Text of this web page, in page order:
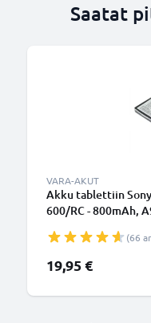
Saatat
VARA-AKUT
Akku tablettiin Sony
600/RC - 800mAh,
(66
19,95 €